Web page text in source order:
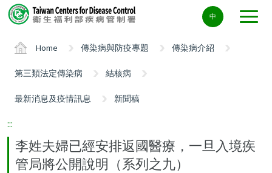
Center
block
中
Home 傳染病與防疫專題 傳染病介紹
第三類法定傳染病 結核病
最新消息及疫情訊息 新聞稿
:::
李姓夫婦已經安排返國醫療，一旦入境疾
管局將公開說明（系列之九）